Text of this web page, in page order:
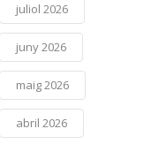
juliol 2026
juny 2026
maig 2026
abril 2026